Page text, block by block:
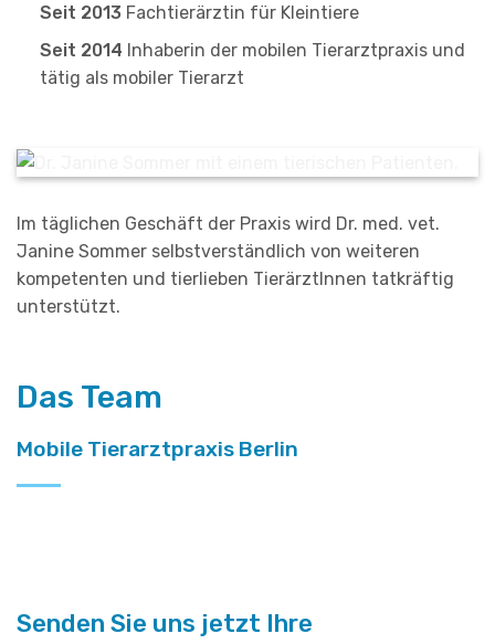
Das Team
Mobile Tierarztpraxis Berlin
Seit 2013 Fachtierärztin für Kleintiere
Seit 2014 Inhaberin der mobilen Tierarztpraxis und
tätig als mobiler Tierarzt
Im täglichen Geschäft der Praxis wird Dr. med. vet.
Janine Sommer selbstverständlich von weiteren
kompetenten und tierlieben TierärztInnen tatkräftig
unterstützt.
Senden Sie uns jetzt Ihre